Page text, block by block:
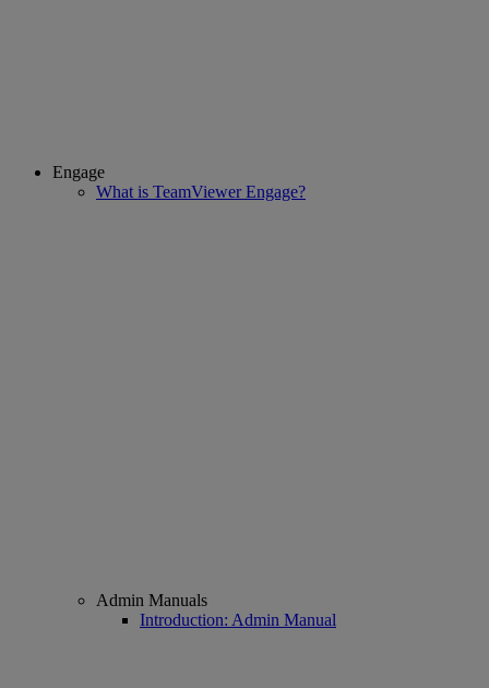
Engage
What is TeamViewer Engage?
Admin Manuals
Introduction: Admin Manual